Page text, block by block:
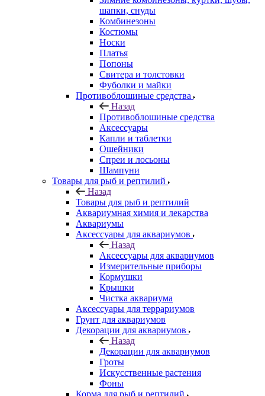
шапки, снуды
Комбинезоны
Костюмы
Носки
Платья
Попоны
Свитера и толстовки
Фуболки и майки
Противоблошиные средства
Назад
Противоблошиные средства
Аксессуары
Капли и таблетки
Ошейники
Спреи и лосьоны
Шампуни
Товары для рыб и рептилий
Назад
Товары для рыб и рептилий
Аквариумная химия и лекарства
Аквариумы
Аксессуары для аквариумов
Назад
Аксессуары для аквариумов
Измерительные приборы
Кормушки
Крышки
Чистка аквариума
Аксессуары для террариумов
Грунт для аквариумов
Декорации для аквариумов
Назад
Декорации для аквариумов
Гроты
Искусственные растения
Фоны
Корма для рыб и рептилий